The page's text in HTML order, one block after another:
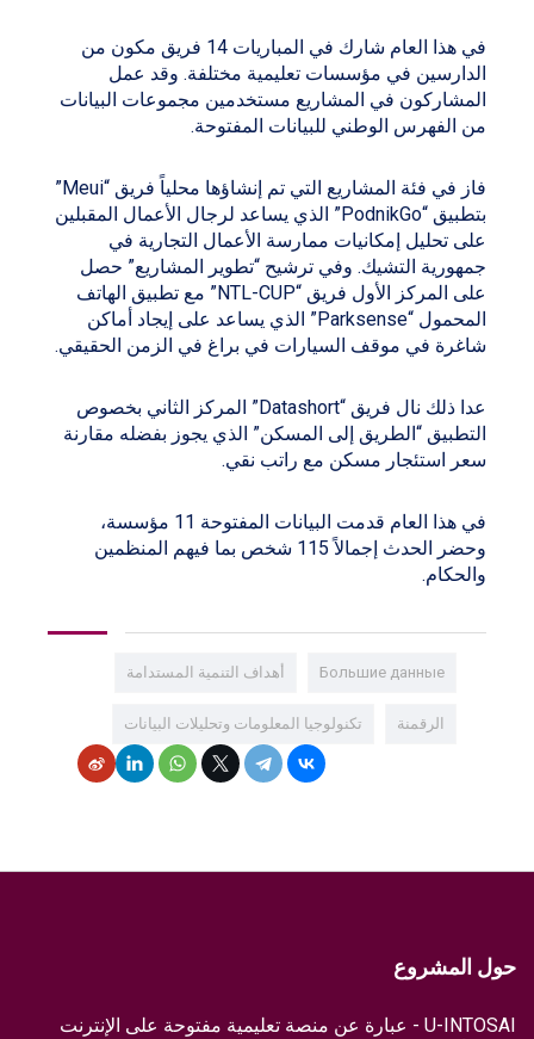
في هذا العام شارك في المباريات 14 فريق مكون من
الدارسين في مؤسسات تعليمية مختلفة. وقد عمل
المشاركون في المشاريع مستخدمين مجموعات البيانات
من الفهرس الوطني للبيانات المفتوحة.
فاز في فئة المشاريع التي تم إنشاؤها محلياً فريق “Meui”
بتطبيق “PodnikGo” الذي يساعد لرجال الأعمال المقبلين
على تحليل إمكانيات ممارسة الأعمال التجارية في
جمهورية التشيك. وفي ترشيح “تطوير المشاريع” حصل
على المركز الأول فريق “NTL-CUP” مع تطبيق الهاتف
المحمول “Parksense” الذي يساعد على إيجاد أماكن
شاغرة في موقف السيارات في براغ في الزمن الحقيقي.
عدا ذلك نال فريق “Datashort” المركز الثاني بخصوص
التطبيق “الطريق إلى المسكن” الذي يجوز بفضله مقارنة
سعر استئجار مسكن مع راتب نقي.
في هذا العام قدمت البيانات المفتوحة 11 مؤسسة،
وحضر الحدث إجمالاً 115 شخص بما فيهم المنظمين
والحكام.
Большие данные أهداف التنمية المستدامة
الرقمنة تكنولوجيا المعلومات وتحليلات البيانات
حول المشروع
U-INTOSAI - عبارة عن منصة تعليمية مفتوحة على الإنترنت